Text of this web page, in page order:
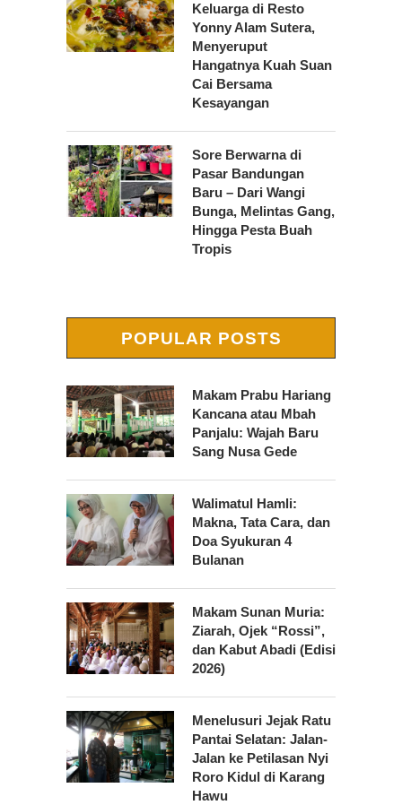
Keluarga di Resto
Yonny Alam Sutera,
Menyeruput
Hangatnya Kuah Suan
Cai Bersama
Kesayangan
Sore Berwarna di
Pasar Bandungan
Baru – Dari Wangi
Bunga, Melintas Gang,
Hingga Pesta Buah
Tropis
POPULAR POSTS
Makam Prabu Hariang
Kancana atau Mbah
Panjalu: Wajah Baru
Sang Nusa Gede
Walimatul Hamli:
Makna, Tata Cara, dan
Doa Syukuran 4
Bulanan
Makam Sunan Muria:
Ziarah, Ojek “Rossi”,
dan Kabut Abadi (Edisi
2026)
Menelusuri Jejak Ratu
Pantai Selatan: Jalan-
Jalan ke Petilasan Nyi
Roro Kidul di Karang
Hawu